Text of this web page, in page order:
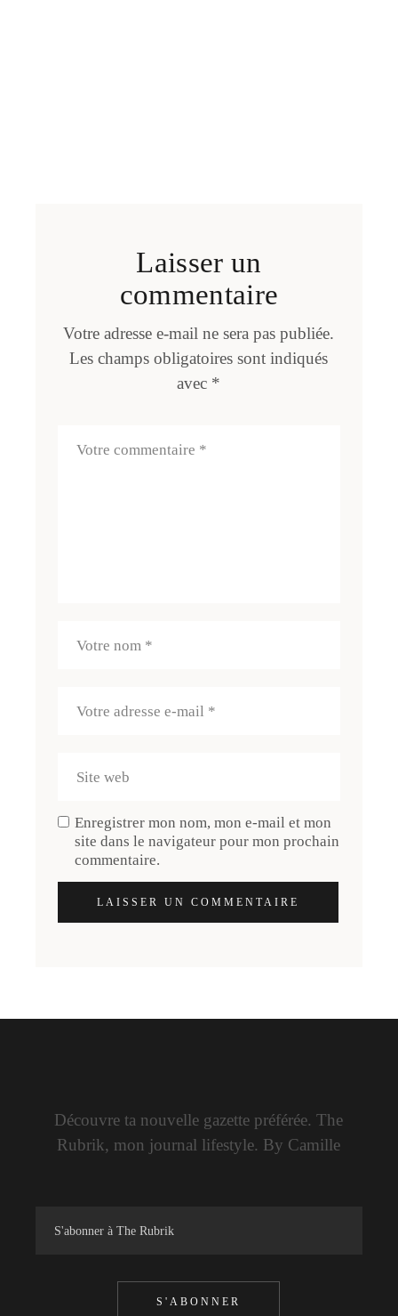
Laisser un
commentaire
Votre adresse e-mail ne sera pas publiée.
Les champs obligatoires sont indiqués
avec *
Enregistrer mon nom, mon e-mail et mon
site dans le navigateur pour mon prochain
commentaire.
LAISSER UN COMMENTAIRE
Découvre ta nouvelle gazette préférée. The
Rubrik, mon journal lifestyle. By Camille
S'ABONNER